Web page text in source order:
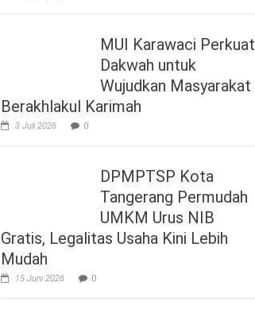
MUI Karawaci Perkuat
Dakwah untuk
Wujudkan Masyarakat
Berakhlakul Karimah
3 Juli 2026 0
DPMPTSP Kota
Tangerang Permudah
UMKM Urus NIB
Gratis, Legalitas Usaha Kini Lebih
Mudah
15 Juni 2026 0